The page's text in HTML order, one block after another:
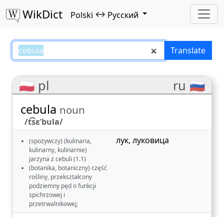
WikDict Polski ↔ Русский
cebula – Polski–РусскийTranslate
🇵🇱 pl ru 🇷🇺
cebula noun
/t͡sɛˈbula/
(spożywczy) (kulinaria,
kulinarny, kulinarnie)
jarzyna z cebuli (1.1)
(botanika, botaniczny) część
rośliny, przekształcony
podziemny pęd o funkcji
spichrzowej i
przetrwalnikowej;
лук, луковица